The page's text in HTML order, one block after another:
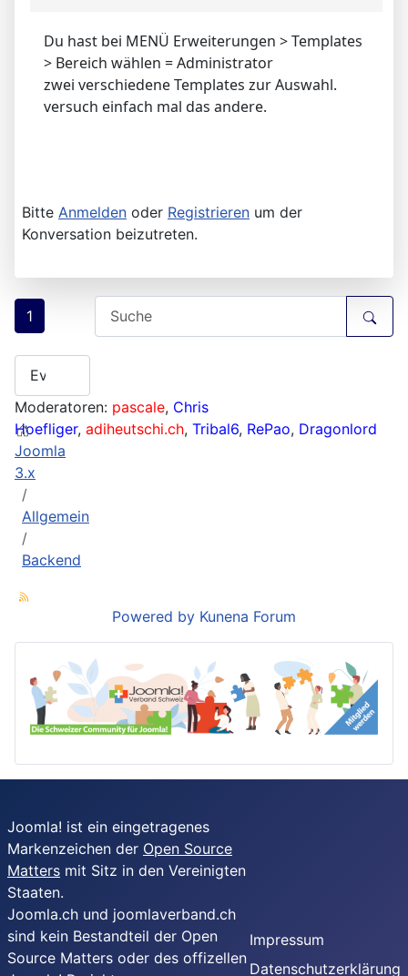
Du hast bei MENÜ Erweiterungen > Templates
> Bereich wählen = Administrator
zwei verschiedene Templates zur Auswahl.
versuch einfach mal das andere.
Bitte Anmelden oder Registrieren um der
Konversation beizutreten.
1
Moderatoren: pascale, Chris
Hoefliger, adiheutschi.ch, Tribal6, RePao, Dragonlord
Joomla
3.x
Allgemein
Backend
Powered by Kunena Forum
Joomla! ist ein eingetragenes
Markenzeichen der Open Source
Matters mit Sitz in den Vereinigten
Staaten.
Joomla.ch und joomlaverband.ch
sind kein Bestandteil der Open
Source Matters oder des offizellen
Impressum
Datenschutzerklärung